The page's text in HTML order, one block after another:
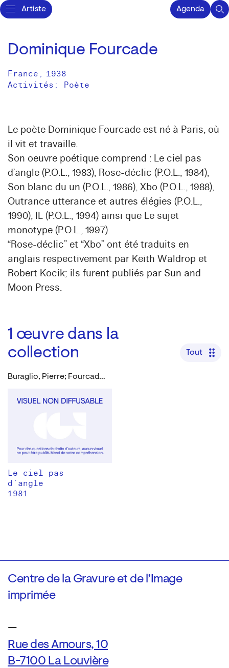
Artiste Agenda
Dominique Fourcade
France , 1938
Activités: Poète
Le poète Dominique Fourcade est né à Paris, où
il vit et travaille.
Son oeuvre poétique comprend : Le ciel pas
d’angle (P.O.L., 1983), Rose-déclic (P.O.L., 1984),
Son blanc du un (P.O.L., 1986), Xbo (P.O.L., 1988),
Outrance utterance et autres élégies (P.O.L.,
1990), IL (P.O.L., 1994) ainsi que Le sujet
monotype (P.O.L., 1997).
“Rose-déclic” et “Xbo” ont été traduits en
anglais respectivement par Keith Waldrop et
Robert Kocik; ils furent publiés par Sun and
Moon Press.
1 œuvre dans la
collection
Tout
Buraglio, Pierre; Fourcade, Dominique
Le ciel pas
d’angle
1981
Centre de la Gravure et de l’Image
imprimée
—
Rue des Amours, 10
B-7100 La Louvière